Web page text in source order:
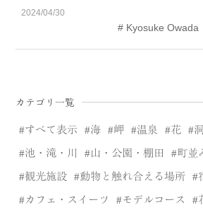
花
池・滝・川 山・
神社仏閣 食
人 洞窟・
2024/04/30
Kyosuke Owada
カテゴリ一覧
すべて表示 海 岬 温泉 花
池・滝・川 山・公園・棚田 町並
観光施設 動物と触れ合える場所
カフェ・スイーツ モデルコース